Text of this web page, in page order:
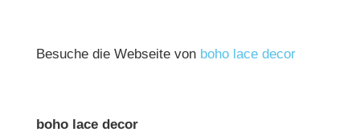
Besuche die Webseite von boho lace decor
boho lace decor